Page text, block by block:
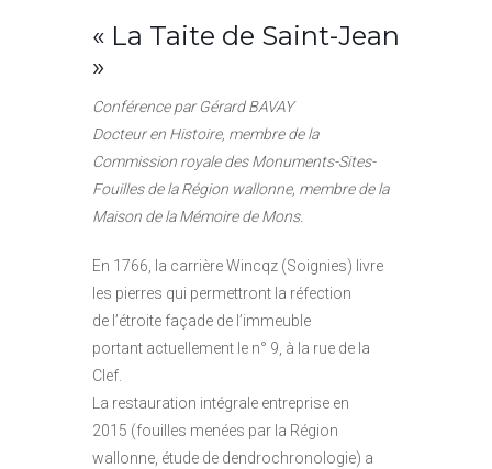
« La Taite de Saint-Jean
»
Conférence par Gérard BAVAY
Docteur en Histoire, membre de la
Commission royale des Monuments-Sites-
Fouilles de la Région wallonne, membre de la
Maison de la Mémoire de Mons.
En 1766, la carrière Wincqz (Soignies) livre
les pierres qui permettront la réfection
de l’étroite façade de l’immeuble
portant actuellement le n° 9, à la rue de la
Clef.
La restauration intégrale entreprise en
2015 (fouilles menées par la Région
wallonne, étude de dendrochronologie) a